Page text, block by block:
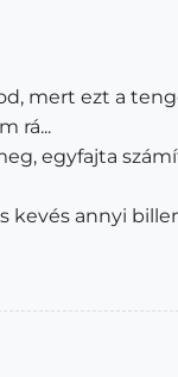
mert ezt a
rá...
egyfajta
kevés annyi